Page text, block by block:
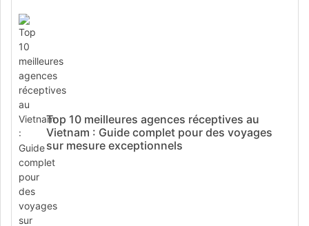
Top 10 meilleures agences réceptives au
Vietnam : Guide complet pour des voyages
sur mesure exceptionnels